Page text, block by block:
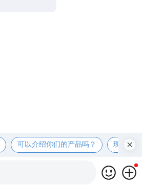
可以介绍你们的产品吗？ 现在有